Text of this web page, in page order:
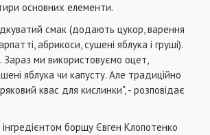
основних елементи.
смак (додають цукор, варення
абрикоси, сушені яблука і груші).
Зараз ми використовуємо оцет,
яблука чи капусту. Але традиційно
квас для кислинки", - розповідає
борщу Євген Клопотенко